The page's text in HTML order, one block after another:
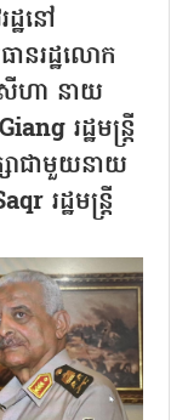
ឋនៅ
ានរដ្ឋលោក
ហា នាយ
រដ្ឋមន្ត្រី
ាជាមួយនាយ
រដ្ឋមន្ត្រី